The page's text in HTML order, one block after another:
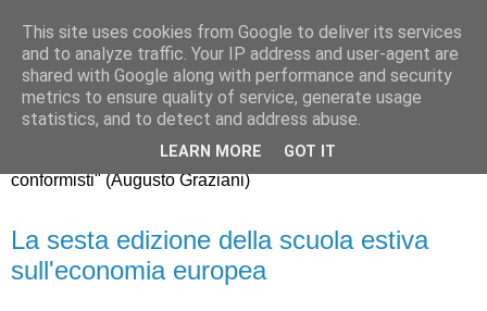
Riccardo Realfonzo
"dissento da quello che gli economisti americani chiamano
mainstream, il comune modo di pensare della maggioranza.
La nuova generazione di economisti, purtroppo, è fatta di
conformisti" (Augusto Graziani)
La sesta edizione della scuola estiva
sull'economia europea
This site uses cookies from Google to deliver its services
and to analyze traffic. Your IP address and user-agent are
shared with Google along with performance and security
metrics to ensure quality of service, generate usage
statistics, and to detect and address abuse.
LEARN MORE GOT IT